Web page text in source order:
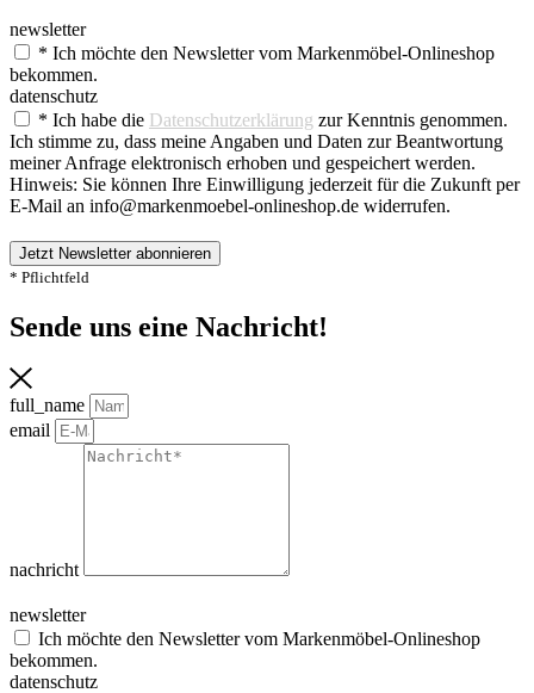
newsletter
* Ich möchte den Newsletter vom Markenmöbel-Onlineshop
bekommen.
datenschutz
* Ich habe die Datenschutzerklärung zur Kenntnis genommen.
Ich stimme zu, dass meine Angaben und Daten zur Beantwortung
meiner Anfrage elektronisch erhoben und gespeichert werden.
Hinweis: Sie können Ihre Einwilligung jederzeit für die Zukunft per
E-Mail an info@markenmoebel-onlineshop.de widerrufen.
Jetzt Newsletter abonnieren
* Pflichtfeld
Sende uns eine Nachricht!​
full_name
email
nachricht
newsletter
Ich möchte den Newsletter vom Markenmöbel-Onlineshop
bekommen.
datenschutz